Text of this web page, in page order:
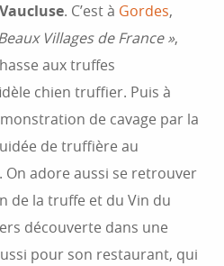
. C’est à Gordes,
Villages de France »,
aux truffes
chien truffier. Puis à
de cavage par la
de truffière au
On adore aussi se retrouver
de la truffe et du Vin du
découverte dans une
pour son restaurant, qui